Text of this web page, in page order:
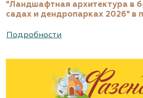
"Ландшафтная архитектура в
садах и дендропарках 2026" в
Подробности